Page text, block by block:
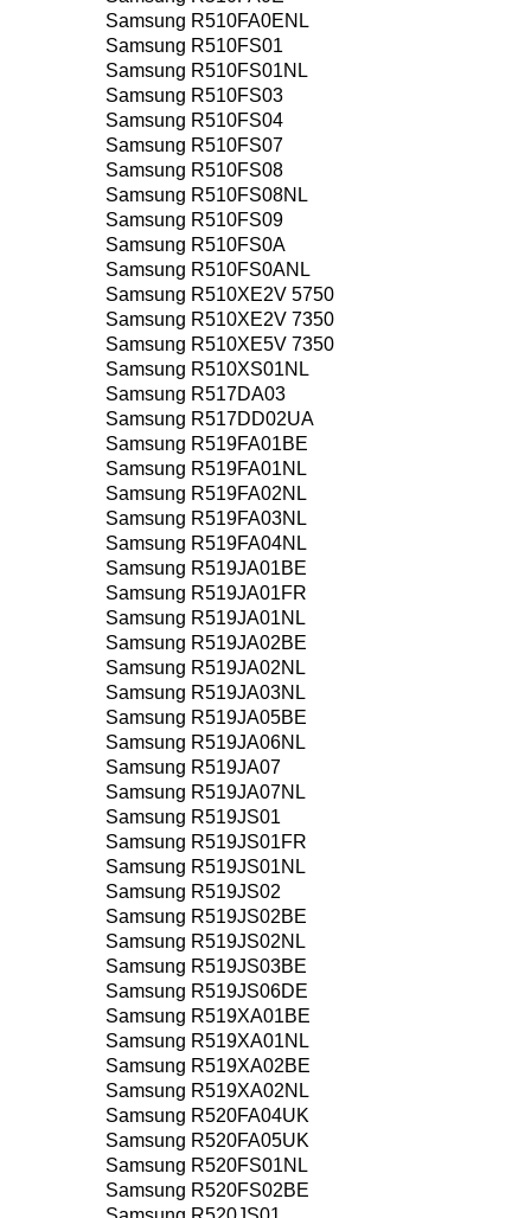
Samsung R510FA0ENL
Samsung R510FS01
Samsung R510FS01NL
Samsung R510FS03
Samsung R510FS04
Samsung R510FS07
Samsung R510FS08
Samsung R510FS08NL
Samsung R510FS09
Samsung R510FS0A
Samsung R510FS0ANL
Samsung R510XE2V 5750
Samsung R510XE2V 7350
Samsung R510XE5V 7350
Samsung R510XS01NL
Samsung R517DA03
Samsung R517DD02UA
Samsung R519FA01BE
Samsung R519FA01NL
Samsung R519FA02NL
Samsung R519FA03NL
Samsung R519FA04NL
Samsung R519JA01BE
Samsung R519JA01FR
Samsung R519JA01NL
Samsung R519JA02BE
Samsung R519JA02NL
Samsung R519JA03NL
Samsung R519JA05BE
Samsung R519JA06NL
Samsung R519JA07
Samsung R519JA07NL
Samsung R519JS01
Samsung R519JS01FR
Samsung R519JS01NL
Samsung R519JS02
Samsung R519JS02BE
Samsung R519JS02NL
Samsung R519JS03BE
Samsung R519JS06DE
Samsung R519XA01BE
Samsung R519XA01NL
Samsung R519XA02BE
Samsung R519XA02NL
Samsung R520FA04UK
Samsung R520FA05UK
Samsung R520FS01NL
Samsung R520FS02BE